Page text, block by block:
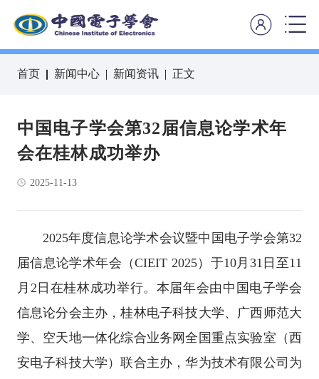
首页 新闻中心 新闻资讯 正文
中国电子学会第32届信息论学术年
会在桂林成功举办
2025-11-13
2025年度信息论学术会议暨中国电子学会第32
届信息论学术年会（CIEIT 2025）于10月31日至11
月2日在桂林成功举行。本届年会由中国电子学会
信息论分会主办，桂林电子科技大学、广西师范大
学、空天地一体化综合业务网全国重点实验室（西
安电子科技大学）联合主办，华为技术有限公司为